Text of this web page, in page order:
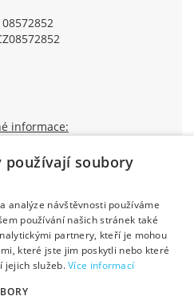
08572852
informace:
otevírací doba
reklamací
podmínky
registrované
používají soubory
analýze návštěvnosti používáme
používání našich stránek také
partnery, kteří je mohou
které jste jim poskytli nebo které
jejich služeb.Více informací